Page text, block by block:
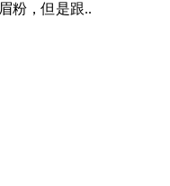
粉，但是跟..